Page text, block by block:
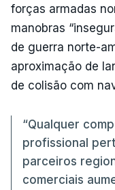
forças armadas
manobras
de guerra norte-
aproximação de
de colisão com
“Qualquer
profissional
parceiros
comerciais